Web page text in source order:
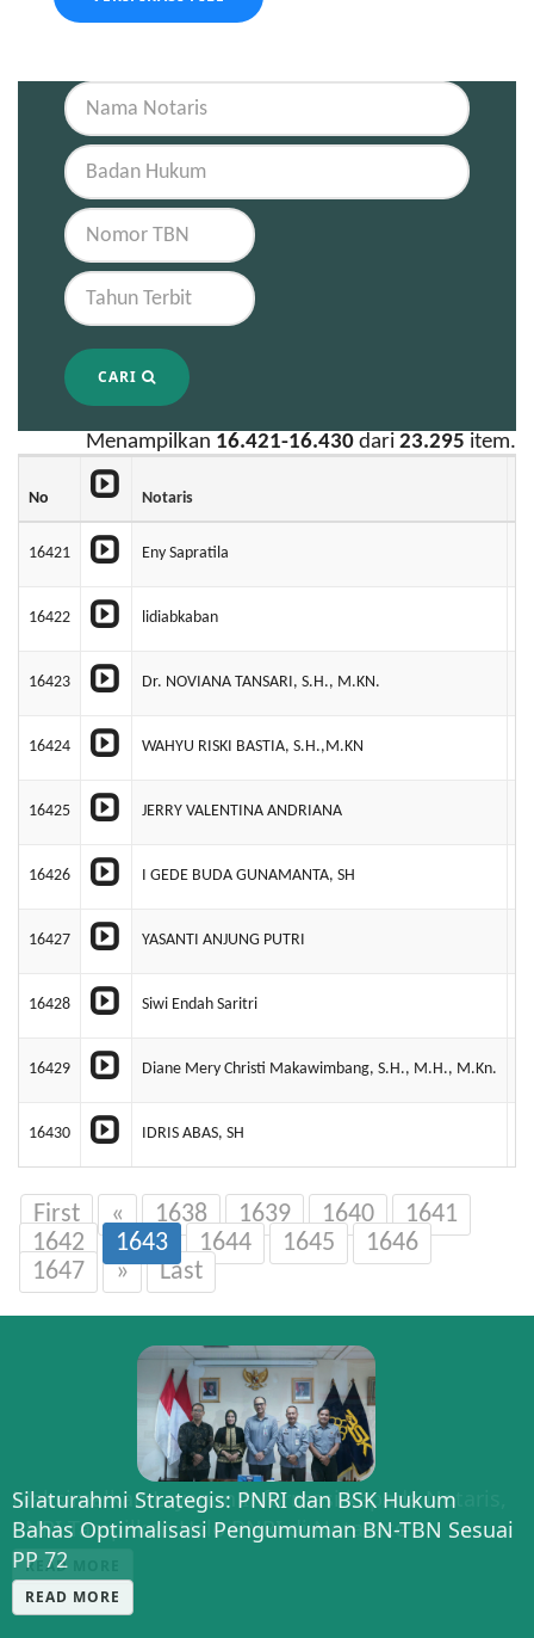
CARI
Menampilkan 16.421-16.430 dari 23.295 item.
No Notaris
16421 Eny Sapratila
16422 lidiabkaban
16423 Dr. NOVIANA TANSARI, S.H., M.KN.
16424 WAHYU RISKI BASTIA, S.H.,M.KN
16425 JERRY VALENTINA ANDRIANA
16426 I GEDE BUDA GUNAMANTA, SH
16427 YASANTI ANJUNG PUTRI
16428 Siwi Endah Saritri
16429 Diane Mery Christi Makawimbang, S.H., M.H., M.Kn.
16430 IDRIS ABAS, SH
First « 1638 1639 1640
1641
1642
1643 1644 1645
1646
1647
» Last
Silaturahmi Strategis: PNRI dan BSK Hukum
Bahas Optimalisasi Pengumuman BN-TBN Sesuai
PP 72
READ MORE